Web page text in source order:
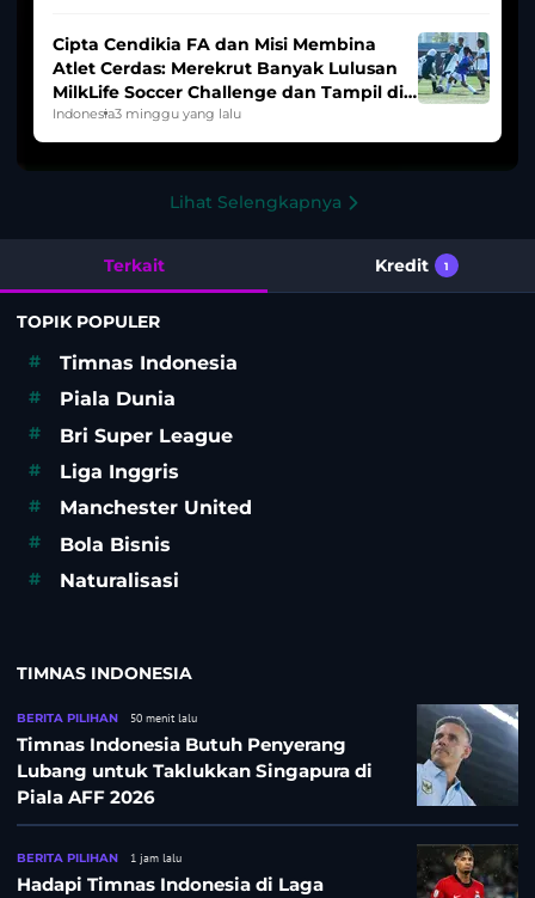
Cipta Cendikia FA dan Misi Membina
Atlet Cerdas: Merekrut Banyak Lulusan
MilkLife Soccer Challenge dan Tampil di
HYDROPLUS Soccer League
Indonesia3 minggu yang lalu
Lihat Selengkapnya
Terkait Kredit 1
TOPIK POPULER
#
Timnas Indonesia
# Piala Dunia
# Bri Super League
# Liga Inggris
# Manchester United
# Bola Bisnis
# Naturalisasi
TIMNAS INDONESIA
BERITA PILIHAN 50 menit lalu
Timnas Indonesia Butuh Penyerang
Lubang untuk Taklukkan Singapura di
Piala AFF 2026
BERITA PILIHAN 1 jam lalu
Hadapi Timnas Indonesia di Laga